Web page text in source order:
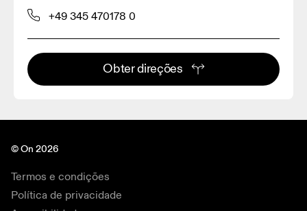
+49 345 470178 0
Obter direções
© On 2026
Termos e condições
Política de privacidade